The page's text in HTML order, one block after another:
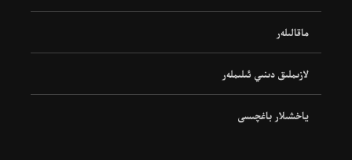
ماقالىلەر
لازىملىق دىنىي ئىلىملەر
ياخشىلار باغچىسى